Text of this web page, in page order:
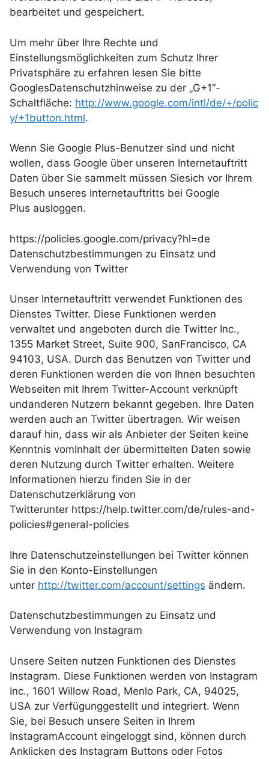
bearbeitet und gespeichert.
Um mehr über Ihre Rechte und
Einstellungsmöglichkeiten zum Schutz Ihrer
Privatsphäre zu erfahren lesen Sie bitte
GooglesDatenschutzhinweise zu der „G+1“-
Schaltfläche: http://www.google.com/intl/de/+/polic
y/+1button.html.
Wenn Sie Google Plus-Benutzer sind und nicht
wollen, dass Google über unseren Internetauftritt
Daten über Sie sammelt müssen Siesich vor Ihrem
Besuch unseres Internetauftritts bei Google
Plus ausloggen.
https://policies.google.com/privacy?hl=de
Datenschutzbestimmungen zu Einsatz und
Verwendung von Twitter
Unser Internetauftritt verwendet Funktionen des
Dienstes Twitter. Diese Funktionen werden
verwaltet und angeboten durch die Twitter Inc.,
1355 Market Street, Suite 900, SanFrancisco, CA
94103, USA. Durch das Benutzen von Twitter und
deren Funktionen werden die von Ihnen besuchten
Webseiten mit Ihrem Twitter-Account verknüpft
undanderen Nutzern bekannt gegeben. Ihre Daten
werden auch an Twitter übertragen. Wir weisen
darauf hin, dass wir als Anbieter der Seiten keine
Kenntnis vomInhalt der übermittelten Daten sowie
deren Nutzung durch Twitter erhalten. Weitere
Informationen hierzu finden Sie in der
Datenschutzerklärung von
Twitterunter https://help.twitter.com/de/rules-and-
policies#general-policies
Ihre Datenschutzeinstellungen bei Twitter können
Sie in den Konto-Einstellungen
unter http://twitter.com/account/settings ändern.
Datenschutzbestimmungen zu Einsatz und
Verwendung von Instagram
Unsere Seiten nutzen Funktionen des Dienstes
Instagram. Diese Funktionen werden von Instagram
Inc., 1601 Willow Road, Menlo Park, CA, 94025,
USA zur Verfügunggestellt und integriert. Wenn
Sie, bei Besuch unsere Seiten in Ihrem
InstagramAccount eingeloggt sind, können durch
Anklicken des Instagram Buttons oder Fotos